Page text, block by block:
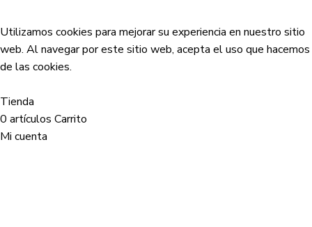
Utilizamos cookies para mejorar su experiencia en nuestro sitio
web. Al navegar por este sitio web, acepta el uso que hacemos
de las cookies.
Tienda
0 artículos Carrito
Mi cuenta